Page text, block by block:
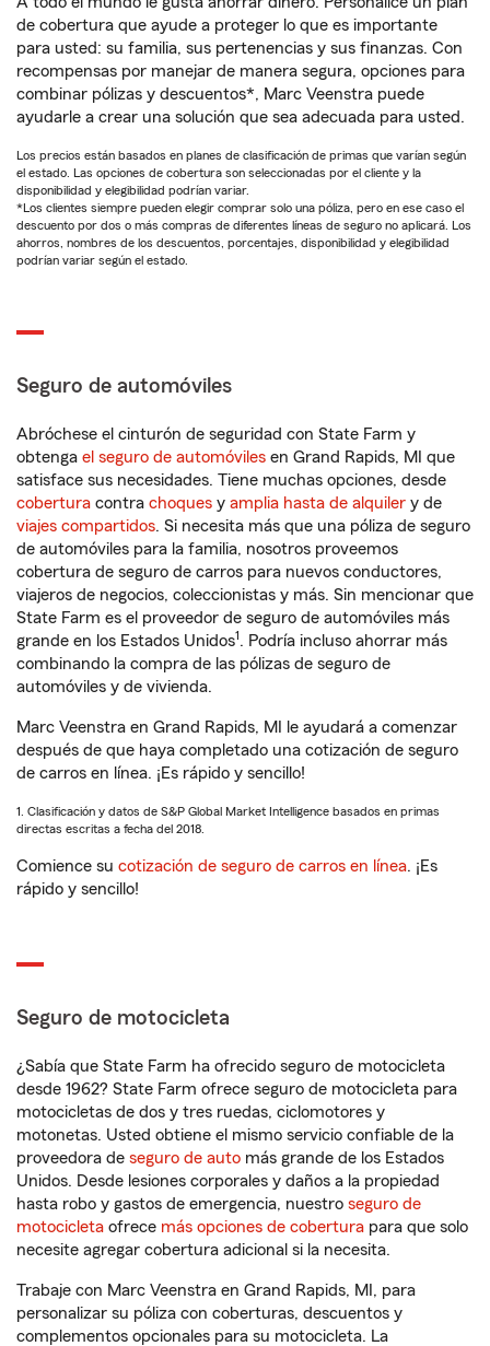
de cobertura que ayude a proteger lo que es importante
para usted: su familia, sus pertenencias y sus finanzas. Con
recompensas por manejar de manera segura, opciones para
combinar pólizas y descuentos*, Marc Veenstra puede
ayudarle a crear una solución que sea adecuada para usted.
Los precios están basados en planes de clasificación de primas que varían según
el estado. Las opciones de cobertura son seleccionadas por el cliente y la
disponibilidad y elegibilidad podrían variar.
*Los clientes siempre pueden elegir comprar solo una póliza, pero en ese caso el
descuento por dos o más compras de diferentes líneas de seguro no aplicará. Los
ahorros, nombres de los descuentos, porcentajes, disponibilidad y elegibilidad
podrían variar según el estado.
Seguro de automóviles
Abróchese el cinturón de seguridad con State Farm y
obtenga el seguro de automóviles en Grand Rapids, MI que
satisface sus necesidades. Tiene muchas opciones, desde
cobertura contra choques y amplia hasta de alquiler y de
viajes compartidos. Si necesita más que una póliza de seguro
de automóviles para la familia, nosotros proveemos
cobertura de seguro de carros para nuevos conductores,
viajeros de negocios, coleccionistas y más. Sin mencionar que
State Farm es el proveedor de seguro de automóviles más
grande en los Estados Unidos1. Podría incluso ahorrar más
combinando la compra de las pólizas de seguro de
automóviles y de vivienda.
Marc Veenstra en Grand Rapids, MI le ayudará a comenzar
después de que haya completado una cotización de seguro
de carros en línea. ¡Es rápido y sencillo!
1. Clasificación y datos de S&P Global Market Intelligence basados en primas
directas escritas a fecha del 2018.
Comience su cotización de seguro de carros en línea. ¡Es
rápido y sencillo!
Seguro de motocicleta
¿Sabía que State Farm ha ofrecido seguro de motocicleta
desde 1962? State Farm ofrece seguro de motocicleta para
motocicletas de dos y tres ruedas, ciclomotores y
motonetas. Usted obtiene el mismo servicio confiable de la
proveedora de seguro de auto más grande de los Estados
Unidos. Desde lesiones corporales y daños a la propiedad
hasta robo y gastos de emergencia, nuestro seguro de
motocicleta ofrece más opciones de cobertura para que solo
necesite agregar cobertura adicional si la necesita.
Trabaje con Marc Veenstra en Grand Rapids, MI, para
personalizar su póliza con coberturas, descuentos y
complementos opcionales para su motocicleta. La